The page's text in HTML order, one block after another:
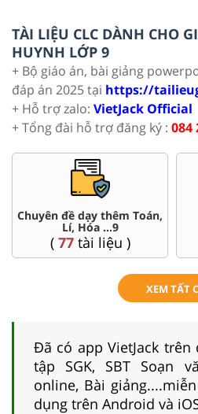
TÀI LIỆU CLC DÀNH CHO
HUYNH LỚP 9
+ Bộ giáo án, bài giảng
đáp án 2025 tại https://
+ Hỗ trợ zalo: VietJack Official
+ Tổng đài hỗ trợ đăng ký : 084
Chuyên đề dạy thêm Toán,
Lí, Hóa ...9
( 77tài liệu )
XEM TẤT
Đã có app VietJack
tập SGK, SBT Soạn
online, Bài
dụng trên Android và